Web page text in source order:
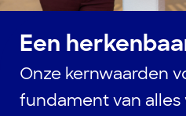
Een
Onze kernwaarden
fundament van alles